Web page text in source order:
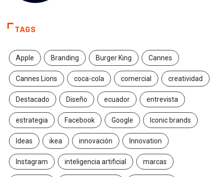
TAGS
Apple Branding Burger King Cannes
Cannes Lions coca-cola comercial creatividad
Destacado Diseño ecuador entrevista
estrategia Facebook Google Iconic brands
Ideas ikea innovación Innovation
Instagram inteligencia artificial marcas